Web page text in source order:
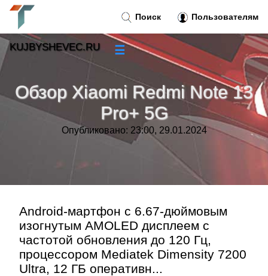
Обзор Xiaomi Redmi Note 13
Pro+ 5G
Опубликовано: 23:00, 29.01.2024
Android-мартфон с 6.67-дюймовым
изогнутым AMOLED дисплеем с
частотой обновления до 120 Гц,
процессором Mediatek Dimensity 7200
Ultra, 12 ГБ оперативн...
Поиск Пользователям
KUJBYSHEVEC.RU ☰
»
Тренды новостей»
»
Контакт»